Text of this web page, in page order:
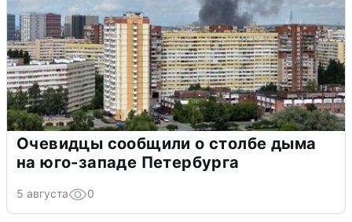
Очевидцы сообщили о столбе дыма
на юго-западе Петербурга
5 августа 0